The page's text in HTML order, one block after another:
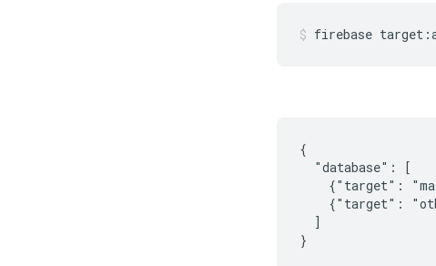
firebase
{
  "database": [
{"target":
{"target":
  ]